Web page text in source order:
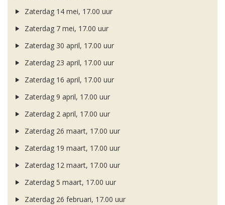
Zaterdag 14 mei, 17.00 uur
Zaterdag 7 mei, 17.00 uur
Zaterdag 30 april, 17.00 uur
Zaterdag 23 april, 17.00 uur
Zaterdag 16 april, 17.00 uur
Zaterdag 9 april, 17.00 uur
Zaterdag 2 april, 17.00 uur
Zaterdag 26 maart, 17.00 uur
Zaterdag 19 maart, 17.00 uur
Zaterdag 12 maart, 17.00 uur
Zaterdag 5 maart, 17.00 uur
Zaterdag 26 februari, 17.00 uur